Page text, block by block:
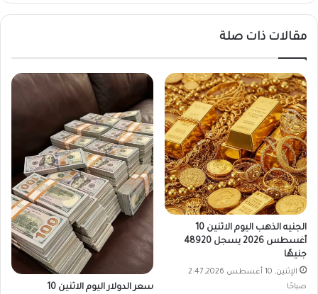
مقالات ذات صلة
الجنيه الذهب اليوم الاثنين 10
أغسطس 2026 يسجل 48920
جنيهًا
الإثنين, 10 أغسطس 2026, 2:47
صباحًا
سعر الدولار اليوم الاثنين 10